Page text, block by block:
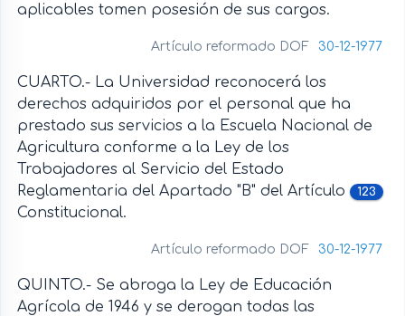
aplicables tomen posesión de sus cargos.
Artículo reformado DOF 30-12-1977
CUARTO.- La Universidad reconocerá los
derechos adquiridos por el personal que ha
prestado sus servicios a la Escuela Nacional de
Agricultura conforme a la Ley de los
Trabajadores al Servicio del Estado
Reglamentaria del Apartado "B" del Artículo
123
Constitucional.
Artículo reformado DOF 30-12-1977
QUINTO.- Se abroga la Ley de Educación
Agrícola de 1946 y se derogan todas las